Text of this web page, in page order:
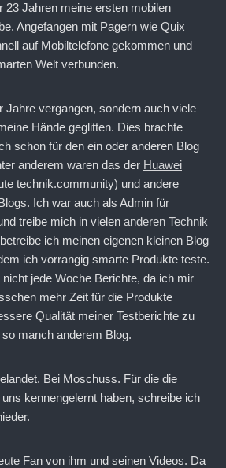
23 Jahren meine ersten mobilen
Angefangen mit Pagern wie Quix
auf Mobiltelefone gekommen und
Welt verbunden.
Jahre vergangen, sondern auch viele
Hände geglitten. Dies brachte
schon für den ein oder anderen Blog
anderem waren das der Huawei
technik.community) und andere
Ich war auch als Admin für
treibe mich in vielen anderen Technik
ich meinen eigenen kleinen Blog
ich vorrangig smarte Produkte teste.
jede Woche Berichte, da ich mir
mehr Zeit für die Produkte
Qualität meiner Testberichte zu
manch anderem Blog.
Bei Moschuss. Für die die
kennengelernt haben, schreibe ich
Fan von ihm und seinen Videos. Da